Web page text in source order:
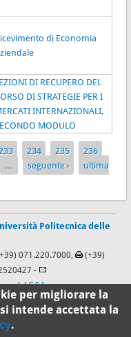
di Economia
DI RECUPERO DEL
DI STRATEGIE PER I
INTERNAZIONALI,
MODULO
233 234 235
236
… seguente ›
ultima
Politecnica delle
071.220.7000,
(+39)
-
delC.S.I.
per migliorare la
intende accettata la
.